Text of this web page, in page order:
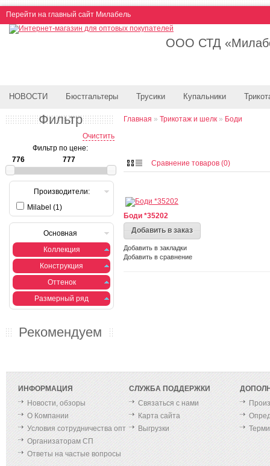
Перейти на главный сайт Милабель
ООО СТД
НОВОСТИ Бюстгальтеры Трусики Купальники
Фильтр
Очистить
Фильтр по цене:
Производители:
Milabel (1)
Основная
Коллекция
Конструкция
Оттенок
Размерный ряд
Рекомендуем
Главная » Трикотаж и шелк » Боди
Сравнение товаров (0)
Боди *35202
Добавить в заказ
Добавить в закладки
Добавить в сравнение
ИНФОРМАЦИЯ
Новости, обзоры
О Компании
Условия сотрудничества опт
Организаторам СП
Ответы на частые вопросы
СЛУЖБА ПОДДЕРЖКИ
Связаться с нами
Карта сайта
Выгрузки